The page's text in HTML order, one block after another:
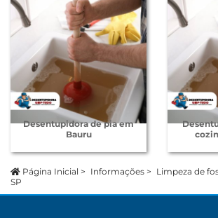
Desentupidora de pia em
Bauru
Página Inicial > Informações > Limpeza de
SP